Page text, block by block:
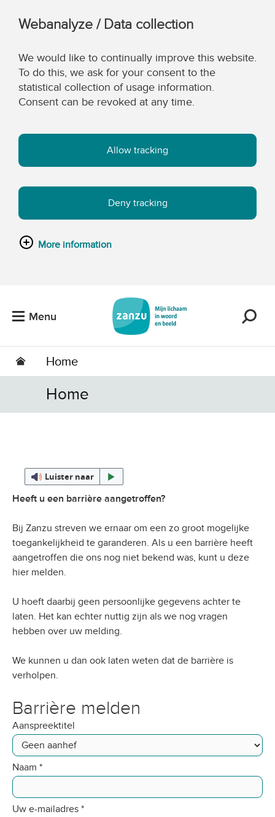
Webanalyze / Data collection
We would like to continually improve this website.
To do this, we ask for your consent to the
statistical collection of usage information.
Consent can be revoked at any time.
Allow tracking
Deny tracking
More information
Menu
Home
Home
Luister naar
Heeft u een barrière aangetroffen?
Bij Zanzu streven we ernaar om een zo groot mogelijke
toegankelijkheid te garanderen. Als u een barrière heeft
aangetroffen die ons nog niet bekend was, kunt u deze
hier melden.
U hoeft daarbij geen persoonlijke gegevens achter te
laten. Het kan echter nuttig zijn als we nog vragen
hebben over uw melding.
We kunnen u dan ook laten weten dat de barrière is
verholpen.
Barrière melden
Aanspreektitel
Naam *
Uw e-mailadres *